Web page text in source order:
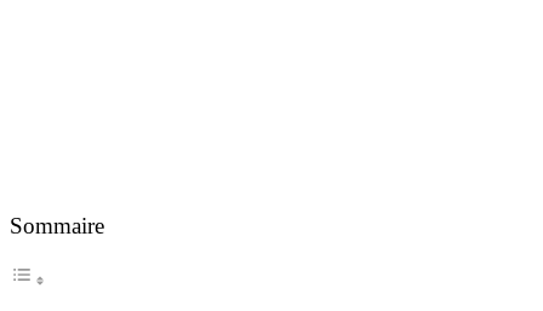
Sommaire